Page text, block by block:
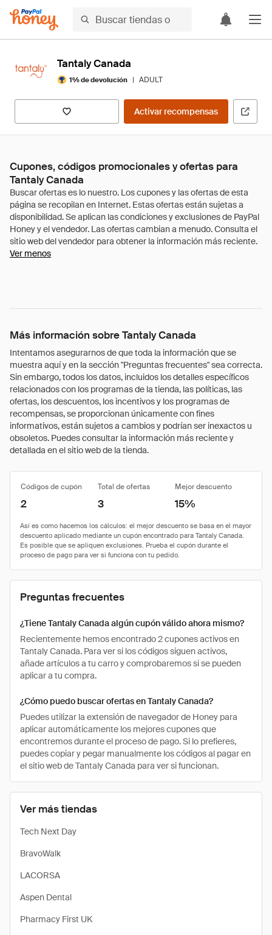
Tantaly Canada
1% de devolución | ADULT
Activar recompensas
Cupones, códigos promocionales y ofertas para
Tantaly Canada
Ver menos
Más información sobre Tantaly Canada
Intentamos asegurarnos de que toda la información que se
muestra aquí y en la sección "Preguntas frecuentes" sea correcta.
Sin embargo, todos los datos, incluidos los detalles específicos
relacionados con los programas de la tienda, las políticas, las
ofertas, los descuentos, los incentivos y los programas de
recompensas, se proporcionan únicamente con fines
informativos, están sujetos a cambios y podrían ser inexactos u
obsoletos. Puedes consultar la información más reciente y
detallada en el sitio web de la tienda.
Ver más tiendas
Tech Next Day
BravoWalk
LACORSA
Aspen Dental
Pharmacy First UK
Códigos de cupón Total de ofertas Mejor descuento
2 3 15%
Preguntas frecuentes
¿Tiene Tantaly Canada algún cupón válido ahora mismo?
Recientemente hemos encontrado 2 cupones activos en
Tantaly Canada. Para ver si los códigos siguen activos,
añade artículos a tu carro y comprobaremos si se pueden
aplicar a tu compra.
¿Cómo puedo buscar ofertas en Tantaly Canada?
Puedes utilizar la extensión de navegador de Honey para
aplicar automáticamente los mejores cupones que
encontremos durante el proceso de pago. Si lo prefieres,
puedes copiar y pegar manualmente los códigos al pagar en
el sitio web de Tantaly Canada para ver si funcionan.